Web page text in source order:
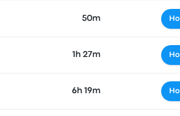
50m
1h 27m
6h 19m